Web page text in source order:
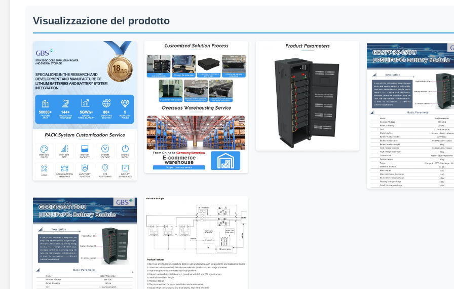
Visualizzazione del prodotto